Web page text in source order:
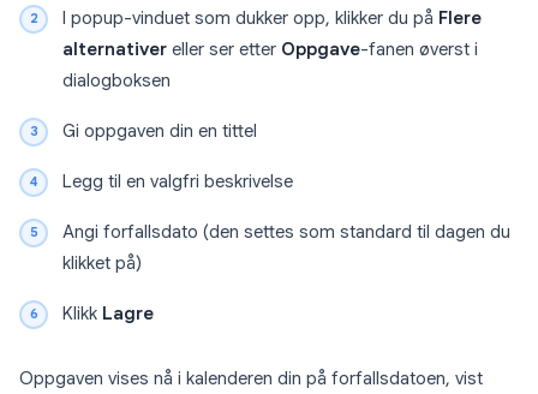
I popup-vinduet som dukker opp, klikker du på Flere
alternativer eller ser etter Oppgave-fanen øverst i
dialogboksen
Gi oppgaven din en tittel
Legg til en valgfri beskrivelse
Angi forfallsdato (den settes som standard til dagen du
klikket på)
Klikk Lagre
Oppgaven vises nå i kalenderen din på forfallsdatoen, vist